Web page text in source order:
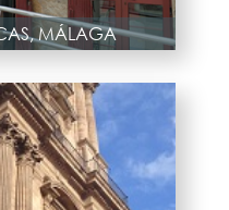
MÁLAGA